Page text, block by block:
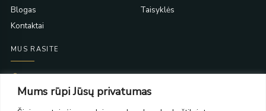
Mums rūpi Jūsų privatumas
Blogas
Kontaktai
Taisyklės
MUS RASITE
PC Molas, Klaipėda